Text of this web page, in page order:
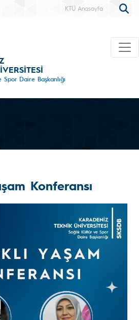
KTÜ Anasayfa
Spor Daire Başkanlığı
Konferansı